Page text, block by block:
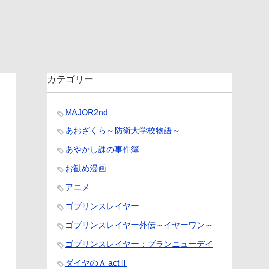
カテゴリー
MAJOR2nd
あおざくら～防衛大学校物語～
あやかし課の事件簿
お勧め漫画
アニメ
ゴブリンスレイヤー
ゴブリンスレイヤー外伝～イヤーワン～
ゴブリンスレイヤー：ブランニューデイ
ダイヤのＡ actⅡ